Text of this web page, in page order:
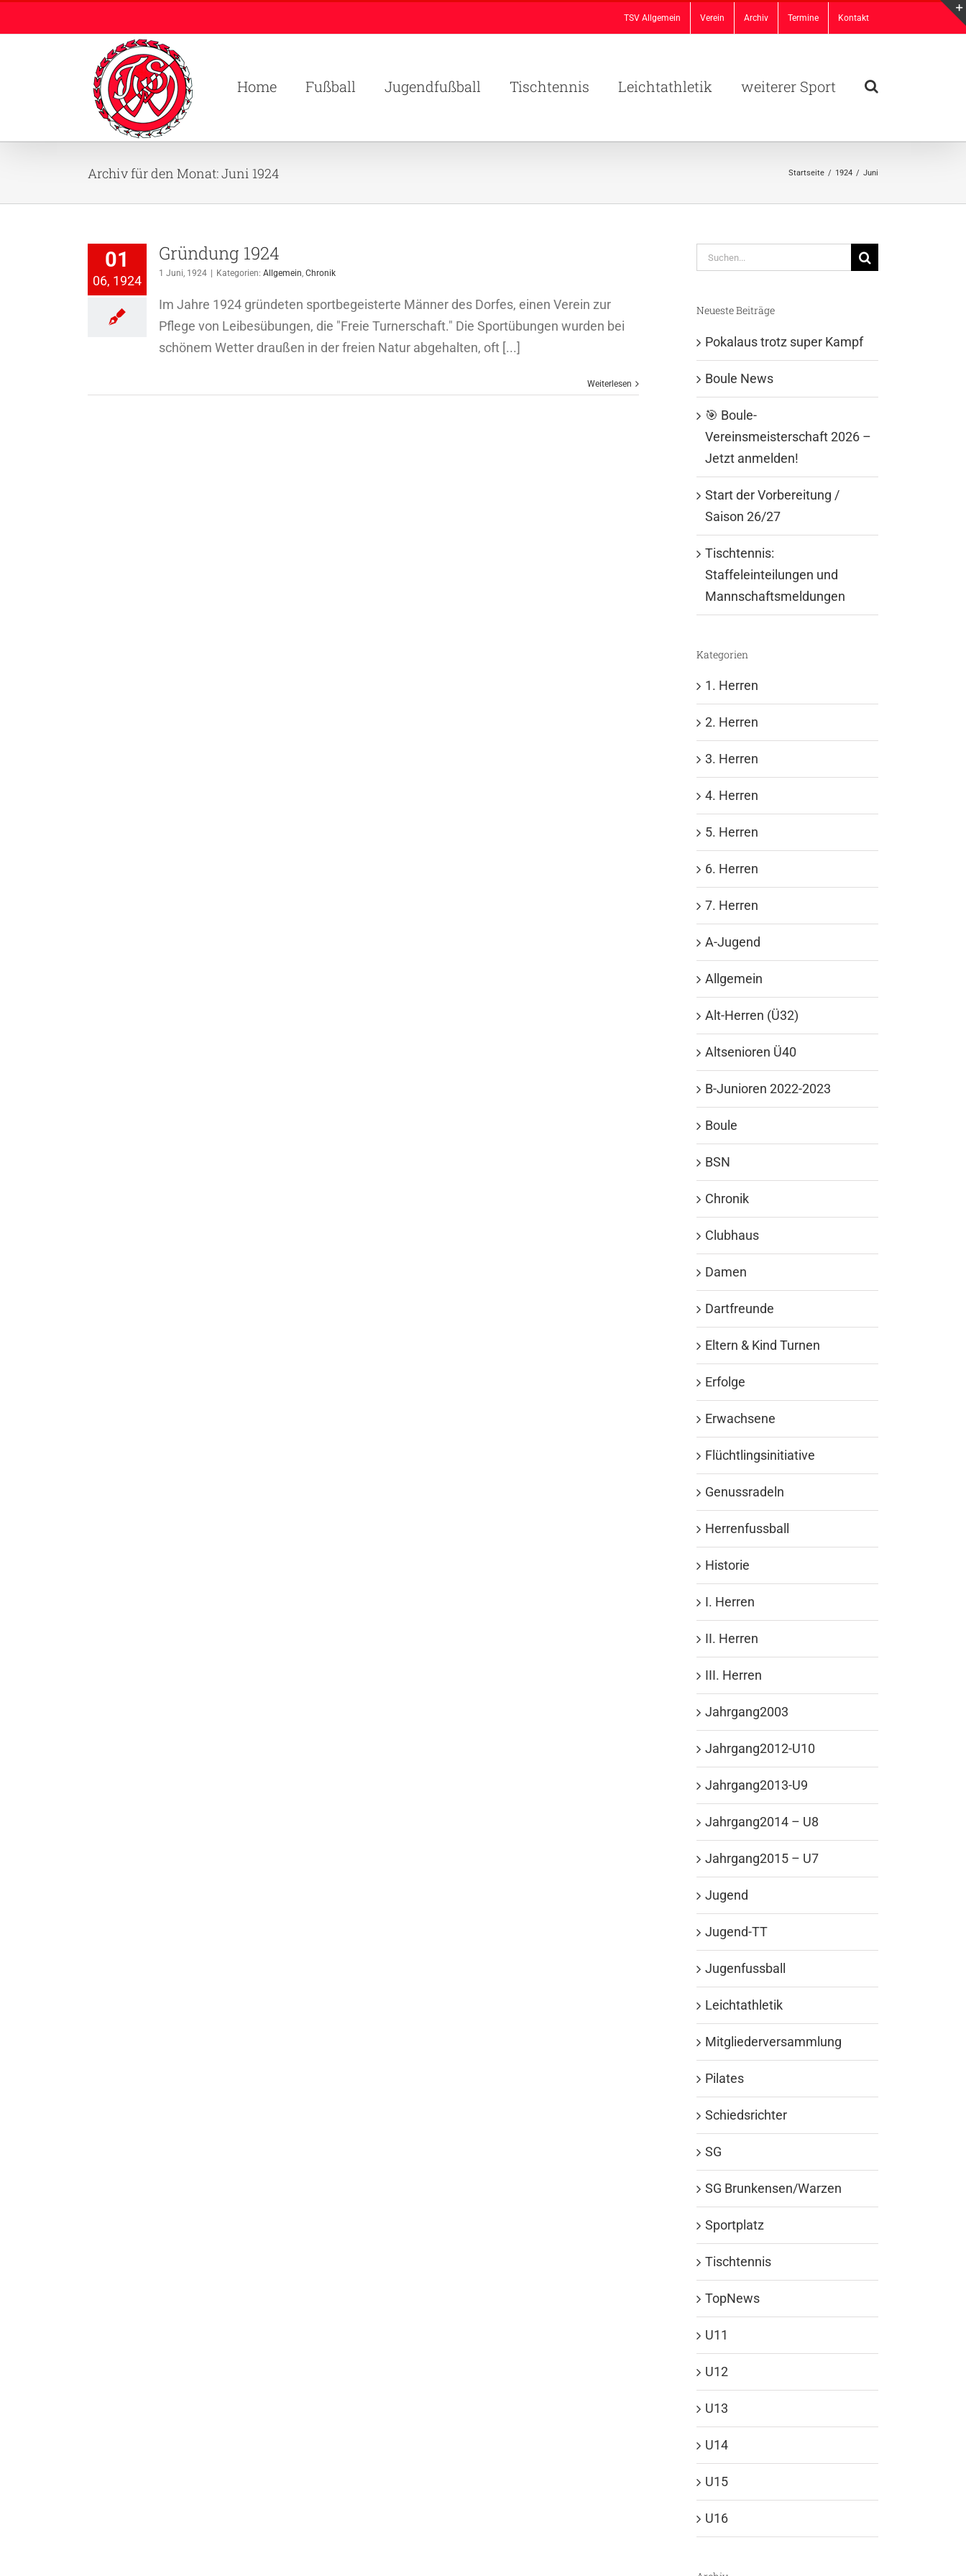
Inhalt
TSV Allgemein Verein Archiv Termine Kontakt
Home Fußball Jugendfußball Tischtennis Leichtathletik weiterer Sport
Archiv für den Monat:Juni 1924 Startseite / 1924 / Juni
01
06, 1924
Gründung 1924
1 Juni, 1924 Kategorien: Allgemein, Chronik
Im Jahre 1924 gründeten sportbegeisterte Männer des Dorfes, einen Verein zur
Pflege von Leibesübungen, die "Freie Turnerschaft." Die Sportübungen wurden bei
schönem Wetter draußen in der freien Natur abgehalten, oft [...]
Weiterlesen
Suche
nach:
Neueste Beiträge
Pokalaus trotz super Kampf
Boule News
🎯 Boule-
Vereinsmeisterschaft 2026 –
Jetzt anmelden!
Start der Vorbereitung /
Saison 26/27
Tischtennis:
Staffeleinteilungen und
Mannschaftsmeldungen
Kategorien
1. Herren
2. Herren
3. Herren
4. Herren
5. Herren
6. Herren
7. Herren
A-Jugend
Allgemein
Alt-Herren (Ü32)
Altsenioren Ü40
B-Junioren 2022-2023
Boule
BSN
Chronik
Clubhaus
Damen
Dartfreunde
Eltern & Kind Turnen
Erfolge
Erwachsene
Flüchtlingsinitiative
Genussradeln
Herrenfussball
Historie
I. Herren
II. Herren
III. Herren
Jahrgang2003
Jahrgang2012-U10
Jahrgang2013-U9
Jahrgang2014 – U8
Jahrgang2015 – U7
Jugend
Jugend-TT
Jugenfussball
Leichtathletik
Mitgliederversammlung
Pilates
Schiedsrichter
SG
SG Brunkensen/Warzen
Sportplatz
Tischtennis
TopNews
U11
U12
U13
U14
U15
U16